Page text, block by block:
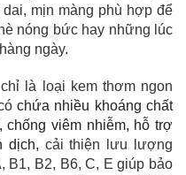
mịn màng phù hợp để
nóng bức hay những lúc
ngày.
là loại kem thơm ngon
chứa nhiều khoáng chất
chống viêm nhiễm, hỗ trợ
dịch, cải thiện lưu lượng
B1, B2, B6, C, E giúp bảo